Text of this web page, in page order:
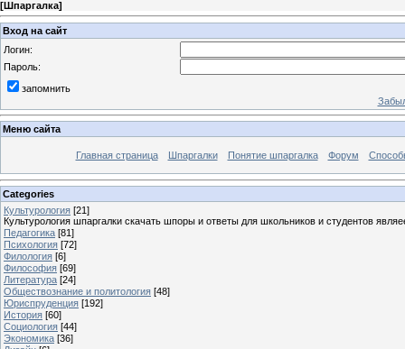
[Шпаргалка]
Вход на сайт
Логин:
Пароль:
запомнить
Меню сайта
Главная страница Шпаргалки Понятие шпаргалка Форум
Categories
Культурология [21]
Культурология шпаргалки скачать шпоры и ответы для школьников и студентов
Педагогика [81]
Психология [72]
Филология [6]
Философия [69]
Литература [24]
Обществознание и политология [48]
Юриспруденция [192]
История [60]
Социология [44]
Экономика [36]